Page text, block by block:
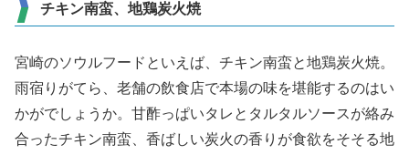
チキン南蛮、地鶏炭火焼
宮崎のソウルフードといえば、チキン南蛮と地鶏炭火焼。
雨宿りがてら、老舗の飲食店で本場の味を堪能するのはい
かがでしょうか。甘酢っぱいタレとタルタルソースが絡み
合ったチキン南蛮、香ばしい炭火の香りが食欲をそそる地